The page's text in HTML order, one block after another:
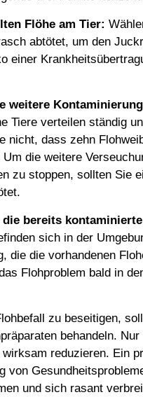
Flöhe am Tier:
abtötet, um den
einer
weitere
Tiere verteilen ständig
nicht, dass zehn
die weitere
zu stoppen, sollten Sie
bereits
sich in der
die die vorhandenen
Flohproblem bald in
zu beseitigen,
behandeln.
reduzieren. Ein
von
und sich rasant